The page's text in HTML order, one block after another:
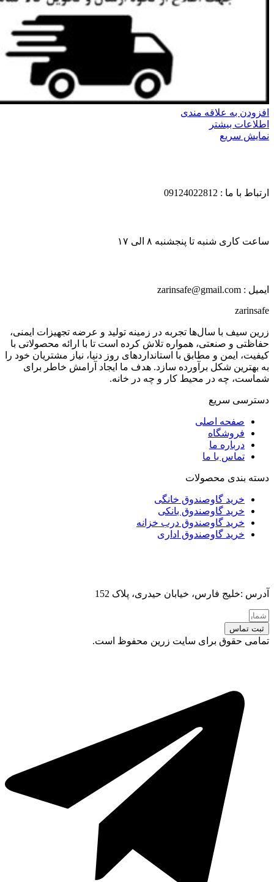
افزودن به علاقه مندی
اطلاعات بیشتر
نمایش سریع
ارتباط با ما : 09124022812
ساعت کاری شنبه تا پنجشنبه ۸ الی ۱۷
ایمیل : zarinsafe@gmail.com
zarinsafe
زرین سیف با سال‌ها تجربه در زمینه تولید و عرضه تجهیزات ایمنی،
حفاظتی و صنعتی، همواره تلاش کرده است تا با ارائه محصولاتی با
کیفیت، ایمن و مطابق با استانداردهای روز دنیا، نیاز مشتریان خود را
به بهترین شکل برآورده سازد. هدف ما ایجاد آرامش خاطر برای
شماست، چه در محیط کار و چه در خانه.
دسترسی سریع
صفحه اصلی
فروشگاه
درباره ما
تماس با ما
دسته بندی محصولات
خرید گاوصندوق خانگی
خرید گاوصندوق بانکی
خرید گاوصندوق درب خزانه
خرید گاوصندوق اداری
آدرس :خلیج فارس، خیابان حیدری، پلاک 152
ثبت تماس
تمامی حقوق برای سایت زرین محفوظ است.